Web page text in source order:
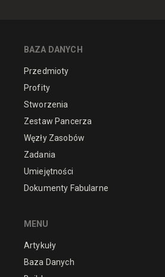
BAZA DANYCH
Przedmioty
Profity
Stworzenia
Zestaw Pancerza
Węzły Zasobów
Zadania
Umiejętności
Dokumenty Fabularne
MENU
Artykuły
Baza Danych